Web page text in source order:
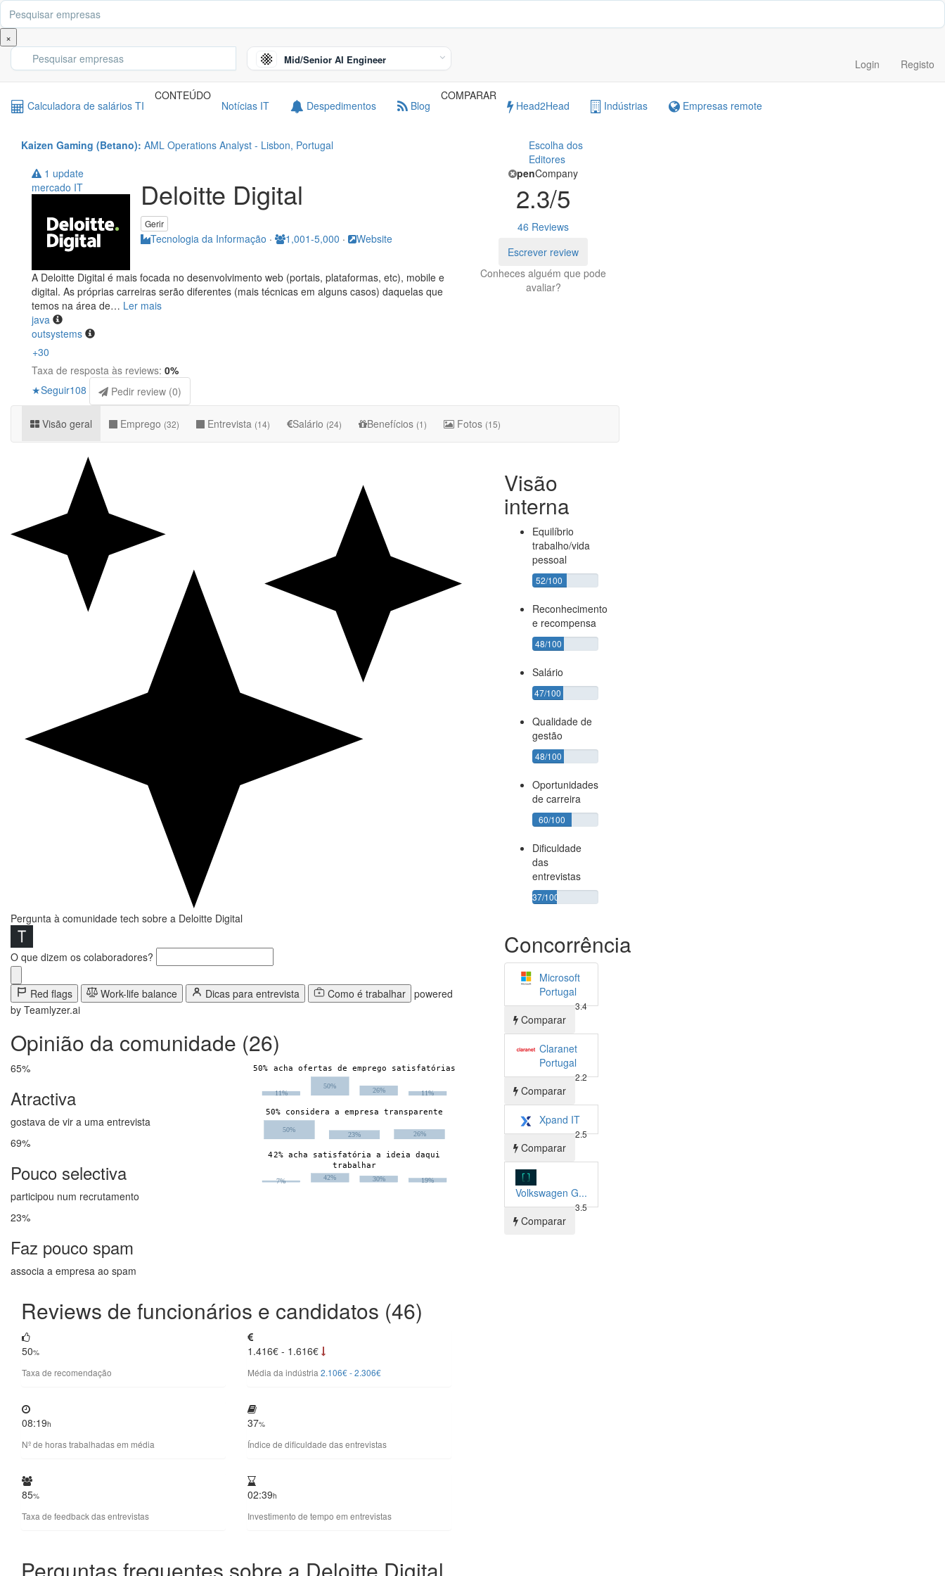
EXPLORAR CARREIRAS TOOLS
Teamlyzer AINovo!
Calculadora de salários TI
CONTEÚDO
Notícias IT Despedimentos Blog
COMPARAR
Head2Head Indústrias Empresas remote
×
Mid/Senior AI Engineer Login Registo
Kaizen Gaming (Betano): AML Operations Analyst - Lisbon, Portugal
Escolha dos
Editores
1 update
mercado IT
Deloitte Digital
Gerir
Tecnologia da Informação · 1,001-5,000 · Website
A Deloitte Digital é mais focada no desenvolvimento web (portais, plataformas, etc), mobile e
digital. As próprias carreiras serão diferentes (mais técnicas em alguns casos) daquelas que
temos na área de… Ler mais
java
outsystems
+30
Taxa de resposta às reviews: 0%
★Seguir108 Pedir review (0)
penCompany
2.3/5
46 Reviews
Escrever review
Conheces alguém que pode
avaliar?
Visão geral Emprego (32) Entrevista (14) Salário (24) Benefícios (1) Fotos (15)
Pergunta à comunidade tech sobre a Deloitte Digital
O que dizem os colaboradores?
Red flags Work-life balance Dicas para entrevista Como é trabalhar powered
by Teamlyzer.ai
Opinião da comunidade (26)
65%
Atractiva
gostava de vir a uma entrevista
69%
Pouco selectiva
participou num recrutamento
23%
Faz pouco spam
associa a empresa ao spam
Reviews de funcionários e candidatos (46)
50%
Taxa de recomendação
1.416€ - 1.616€
Média da indústria 2.106€ - 2.306€
08:19h
Nº de horas trabalhadas em média
37%
Índice de dificuldade das entrevistas
85%
Taxa de feedback das entrevistas
02:39h
Investimento de tempo em entrevistas
Visão
interna
Equilíbrio
trabalho/vida
pessoal
52/100
Reconhecimento
e recompensa
48/100
Salário
47/100
Qualidade de
gestão
48/100
Oportunidades
de carreira
60/100
Dificuldade
das
entrevistas
37/100
Concorrência
Microsoft
Portugal
3.4
Comparar
Claranet
Portugal
2.2
Comparar
Xpand IT
2.5
Comparar
Volkswagen G...
3.5
Comparar